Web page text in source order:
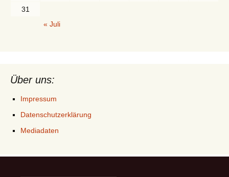
31
« Juli
Über uns:
Impressum
Datenschutzerklärung
Mediadaten